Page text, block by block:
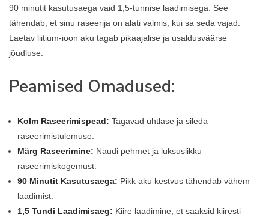
90 minutit kasutusaega vaid 1,5-tunnise laadimisega. See
tähendab, et sinu raseerija on alati valmis, kui sa seda vajad.
Laetav liitium-ioon aku tagab pikaajalise ja usaldusväärse
jõudluse.
Peamised Omadused:
Kolm Raseerimispead: Tagavad ühtlase ja sileda
raseerimistulemuse.
Märg Raseerimine: Naudi pehmet ja luksuslikku
raseerimiskogemust.
90 Minutit Kasutusaega: Pikk aku kestvus tähendab vähem
laadimist.
1,5 Tundi Laadimisaeg: Kiire laadimine, et saaksid kiiresti